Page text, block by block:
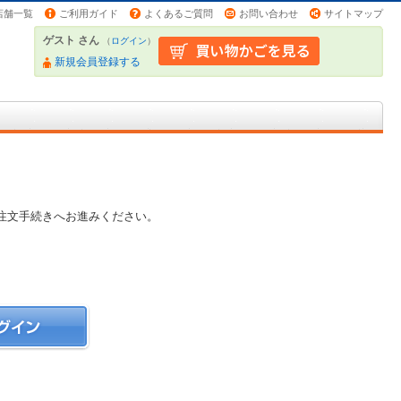
舗一覧 ご利用ガイド よくあるご質問 お問い合わせ サイトマップ
ゲスト さん （ログイン）
新規会員登録する
手続きへお進みください。